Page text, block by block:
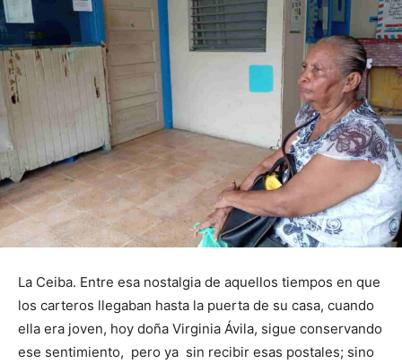
La Ceiba. Entre esa nostalgia de aquellos tiempos en que
los carteros llegaban hasta la puerta de su casa, cuando
ella era joven, hoy doña Virginia Ávila, sigue conservando
ese sentimiento, pero ya sin recibir esas postales; sino